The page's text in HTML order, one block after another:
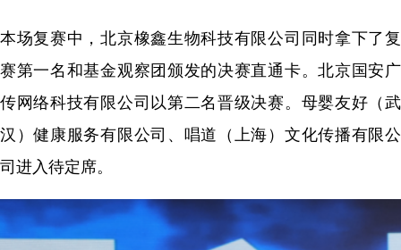
本场复赛中，北京橡鑫生物科技有限公司同时拿下了复
赛第一名和基金观察团颁发的决赛直通卡。北京国安广
传网络科技有限公司以第二名晋级决赛。母婴友好（武
汉）健康服务有限公司、唱道（上海）文化传播有限公
司进入待定席。